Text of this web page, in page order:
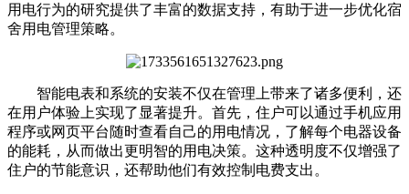
用电行为的研究提供了丰富的数据支持，有助于进一步优化宿
舍用电管理策略。
智能电表和系统的安装不仅在管理上带来了诸多便利，还
在用户体验上实现了显著提升。首先，住户可以通过手机应用
程序或网页平台随时查看自己的用电情况，了解每个电器设备
的能耗，从而做出更明智的用电决策。这种透明度不仅增强了
住户的节能意识，还帮助他们有效控制电费支出。